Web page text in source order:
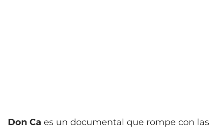
Don Ca es un documental que rompe con las